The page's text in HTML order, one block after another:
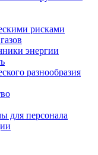
рисками
энергии
разнообразия
для персонала